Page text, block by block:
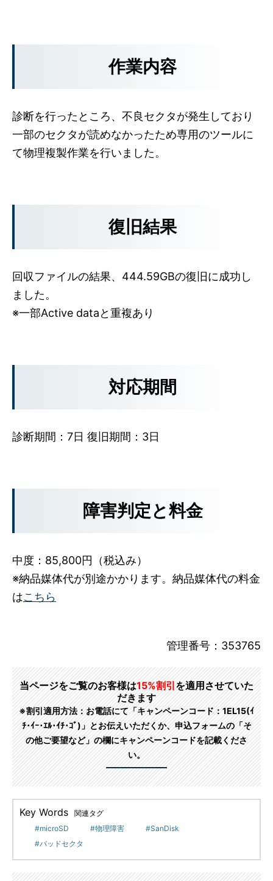
作業内容
診断を行ったところ、不良セクタが発生しており
一部のセクタが読めなかったため専用のツールに
て物理複製作業を行いました。
復旧結果
回収ファイルの結果、444.59GBの復旧に成功し
ました。
※一部Active dataと重複あり
対応期間
診断期間：7日 復旧期間：3日
障害判定と料金
中度：85,800円（税込み）
※納品媒体代が別途かかります。納品媒体代の料金
はこちら
管理番号：353765
当ページをご覧のお客様は15%割引 を適用させていた
だきます
※割引適用方法：お電話にて「キャンペーンコード：1EL15(ｲ
ﾁ･ｲｰ･ｴﾙ･ｲﾁ･ｺﾞ)」とお伝えいただくか、申込フォームの「そ
の他ご要望など」の欄にキャンペーンコードを記載くださ
い。
Key Words
関連タグ
microSD
物理障害
SanDisk
バッドセクタ